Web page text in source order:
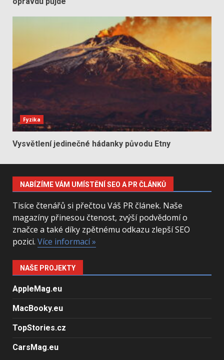
Fyzika
Vysvětlení jedinečné hádanky původu Etny
NABÍZÍME VÁM UMÍSTĚNÍ SEO A PR ČLÁNKŮ
Tisíce čtenářů si přečtou Váš PR článek. Naše
magazíny přinesou čtenost, zvýší podvědomí o
značce a také díky zpětnému odkazu zlepší SEO
pozici. Více informací »
NAŠE PROJEKTY
AppleMag.eu
MacBooky.eu
TopStories.cz
CarsMag.eu